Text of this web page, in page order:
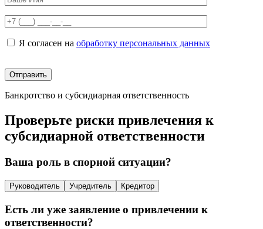
Я согласен на обработку персональных данных
Банкротство и субсидиарная ответственность
Проверьте риски привлечения к
субсидиарной ответственности
Ваша роль в спорной ситуации?
Руководитель Учредитель Кредитор
Есть ли уже заявление о привлечении к
ответственности?